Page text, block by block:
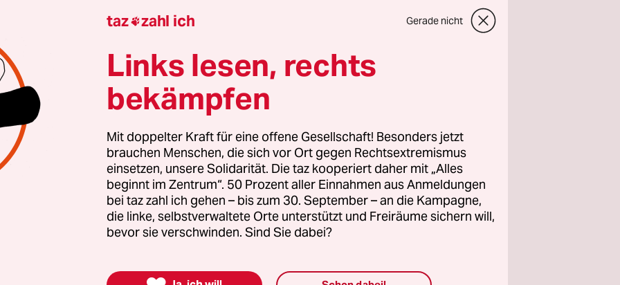
von Hanau will Niedersachsen das Waffenrecht
die Lupe nehmen. Der Antrag der Grünen,
entwaffnen – Waffenrecht verschärfen“, sollte
Mittwoch im Landesparlament von CDU und SPD
weil ein Teil davon in einer Ende Dezember
Verschärfung des Waffenrechts
er eine Chance und wurde nach kurzer Debatte in
überwiesen, sodass daraus eine
werden könnte.
ist Bundesrecht. Doch die Länder können über den
Verschärfung sieht vor, dass Menschen, die
taz zahl ich Gerade nicht
Links lesen, rechts
bekämpfen
Mit doppelter Kraft für eine offene Gesellschaft! Besonders jetzt
brauchen Menschen, die sich vor Ort gegen Rechtsextremismus
einsetzen, unsere Solidarität. Die taz kooperiert daher mit „Alles
beginnt im Zentrum“. 50 Prozent aller Einnahmen aus Anmeldungen
bei taz zahl ich gehen – bis zum 30. September – an die Kampagne,
die linke, selbstverwaltete Orte unterstützt und Freiräume sichern will,
bevor sie verschwinden. Sind Sie dabei?